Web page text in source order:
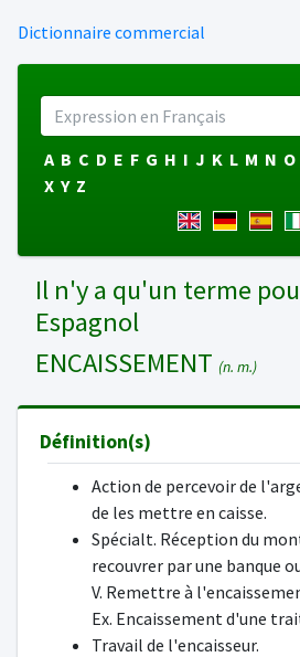
Dictionnaire commercial
A B C D E F G H I J K L M N O
X Y Z
Il n'y a qu'un terme
Espagnol
ENCAISSEMENT (n. m.)
Définition(s)
Action de percevoir de
de les mettre en caisse.
Spécialt. Réception du
recouvrer par une banque
V. Remettre à
Ex. Encaissement d'une
Travail de l'encaisseur.